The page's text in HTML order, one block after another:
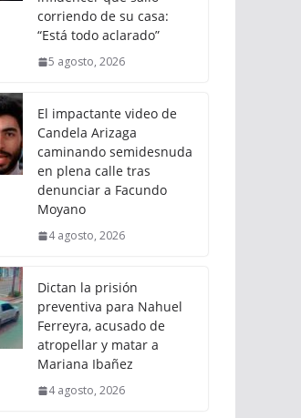
corriendo de su casa:
“Está todo aclarado”
5 agosto, 2026
El impactante video de
Candela Arizaga
caminando semidesnuda
en plena calle tras
denunciar a Facundo
Moyano
4 agosto, 2026
Dictan la prisión
preventiva para Nahuel
Ferreyra, acusado de
atropellar y matar a
Mariana Ibañez
4 agosto, 2026